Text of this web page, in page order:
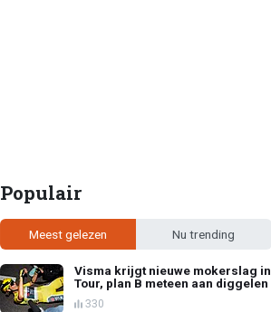
Populair
Meest gelezen Nu trending
Visma krijgt nieuwe mokerslag in
Tour, plan B meteen aan diggelen
330